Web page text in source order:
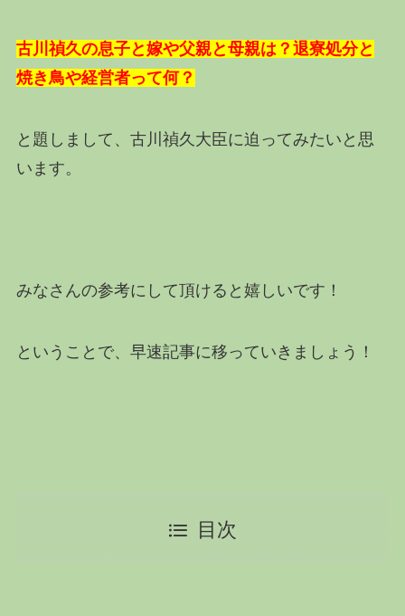
古川禎久の息子と嫁や父親と母親は？退寮処分と
焼き鳥や経営者って何？
と題しまして、古川禎久大臣に迫ってみたいと思
います。
みなさんの参考にして頂けると嬉しいです！
ということで、早速記事に移っていきましょう！
目次